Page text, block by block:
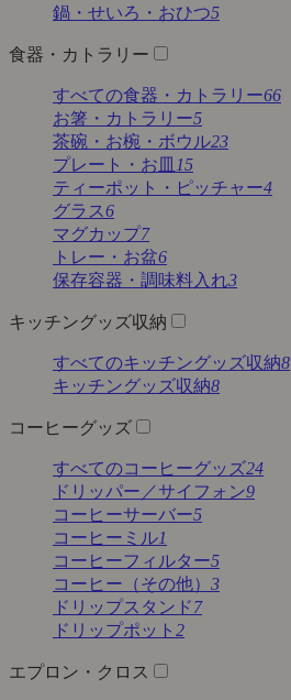
鍋・せいろ・おひつ5
食器・カトラリー
すべての食器・カトラリー66
お箸・カトラリー5
茶碗・お椀・ボウル23
プレート・お皿 15
ティーポット・ピッチャー4
グラス6
マグカップ7
トレー・お盆6
保存容器・調味料入れ3
キッチングッズ収納
すべてのキッチングッズ収納8
キッチングッズ収納8
コーヒーグッズ
すべてのコーヒーグッズ24
ドリッパー／サイフォン9
コーヒーサーバー5
コーヒーミル1
コーヒーフィルター5
コーヒー（その他） 3
ドリップスタンド7
ドリップポット 2
エプロン・クロス